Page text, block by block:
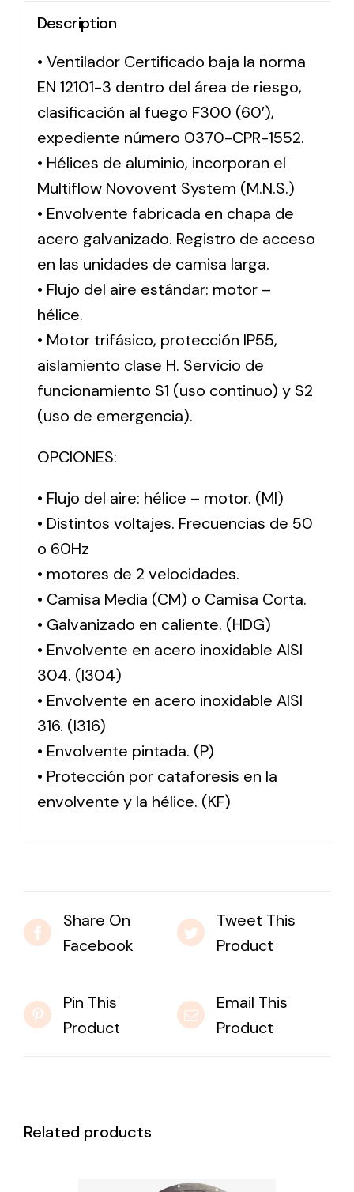
Description
• Ventilador Certificado baja la norma
EN 12101-3 dentro del área de riesgo,
clasificación al fuego F300 (60′),
expediente número 0370-CPR-1552.
• Hélices de aluminio, incorporan el
Multiflow Novovent System (M.N.S.)
• Envolvente fabricada en chapa de
acero galvanizado. Registro de acceso
en las unidades de camisa larga.
• Flujo del aire estándar: motor –
hélice.
• Motor trifásico, protección IP55,
aislamiento clase H. Servicio de
funcionamiento S1 (uso continuo) y S2
(uso de emergencia).
OPCIONES:
• Flujo del aire: hélice – motor. (MI)
• Distintos voltajes. Frecuencias de 50
o 60Hz
• motores de 2 velocidades.
• Camisa Media (CM) o Camisa Corta.
• Galvanizado en caliente. (HDG)
• Envolvente en acero inoxidable AISI
304. (I304)
• Envolvente en acero inoxidable AISI
316. (I316)
• Envolvente pintada. (P)
• Protección por cataforesis en la
envolvente y la hélice. (KF)
Share On
Facebook
Tweet This
Product
Pin This
Product
Email This
Product
Related products